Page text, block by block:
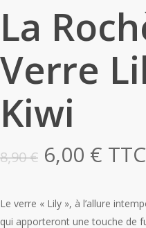
La
Verre
Kiwi
8,90€ Le
prix
initial
était :
6,00 € Le
est :
TTC
Le verre « Lily », à l’allure
qui apporteront une touche de